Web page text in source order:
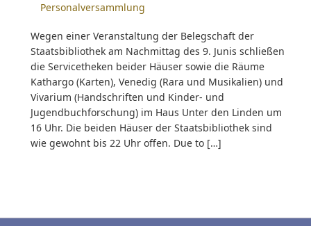
Personalversammlung
Wegen einer Veranstaltung der Belegschaft der
Staatsbibliothek am Nachmittag des 9. Junis schließen
die Servicetheken beider Häuser sowie die Räume
Kathargo (Karten), Venedig (Rara und Musikalien) und
Vivarium (Handschriften und Kinder- und
Jugendbuchforschung) im Haus Unter den Linden um
16 Uhr. Die beiden Häuser der Staatsbibliothek sind
wie gewohnt bis 22 Uhr offen. Due to […]